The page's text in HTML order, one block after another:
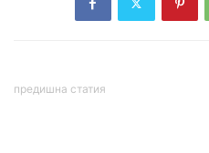
предишна статия